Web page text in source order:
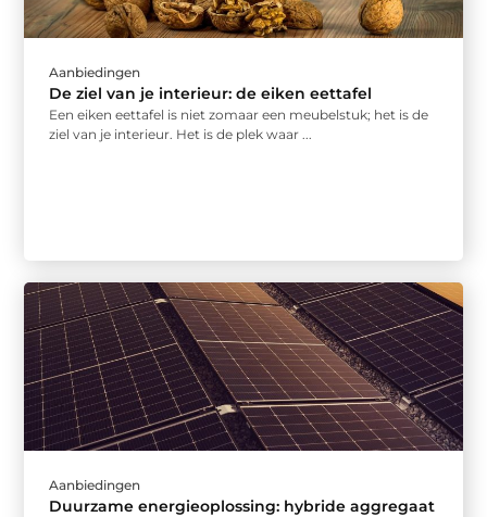
Aanbiedingen
De ziel van je interieur: de eiken eettafel
Een eiken eettafel is niet zomaar een meubelstuk; het is de
ziel van je interieur. Het is de plek waar ...
Aanbiedingen
Duurzame energieoplossing: hybride aggregaat